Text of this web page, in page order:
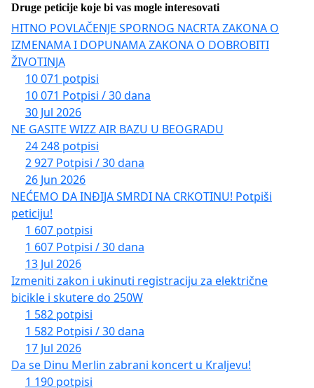
Druge peticije koje bi vas mogle interesovati
HITNO POVLAČENJE SPORNOG NACRTA ZAKONA O
IZMENAMA I DOPUNAMA ZAKONA O DOBROBITI
ŽIVOTINJA
10 071 potpisi
10 071 Potpisi / 30 dana
30 Jul 2026
NE GASITE WIZZ AIR BAZU U BEOGRADU
24 248 potpisi
2 927 Potpisi / 30 dana
26 Jun 2026
NEĆEMO DA INĐIJA SMRDI NA CRKOTINU! Potpiši
peticiju!
1 607 potpisi
1 607 Potpisi / 30 dana
13 Jul 2026
Izmeniti zakon i ukinuti registraciju za električne
bicikle i skutere do 250W
1 582 potpisi
1 582 Potpisi / 30 dana
17 Jul 2026
Da se Dinu Merlin zabrani koncert u Kraljevu!
1 190 potpisi